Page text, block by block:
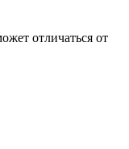
отличаться от